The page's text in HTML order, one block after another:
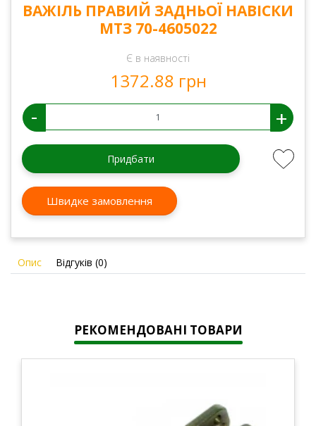
ВАЖІЛЬ ПРАВИЙ ЗАДНЬОЇ НАВІСКИ
МТЗ 70-4605022
Є в наявності
1372.88 грн
- +
Придбати
Швидке замовлення
Опис Відгуків (0)
РЕКОМЕНДОВАНІ ТОВАРИ